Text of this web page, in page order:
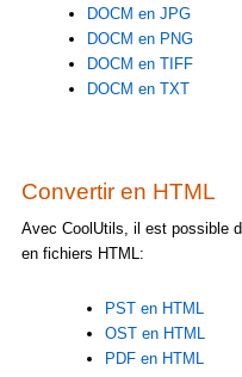
DOCM en JPG
DOCM en PNG
DOCM en TIFF
DOCM en TXT
Convertir en HTML
Avec CoolUtils, il est possible
en fichiers HTML:
PST en HTML
OST en HTML
PDF en HTML